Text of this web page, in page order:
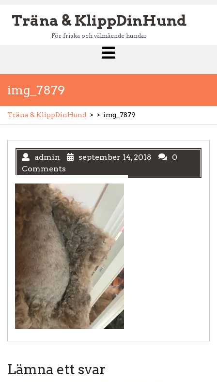
content
Träna & KlippDinHund
För friska och välmående hundar
Open
Menu
img_7879
Träna & KlippDinHund > > img_7879
admin september 14, 2018
0
Comments
Lämna ett svar